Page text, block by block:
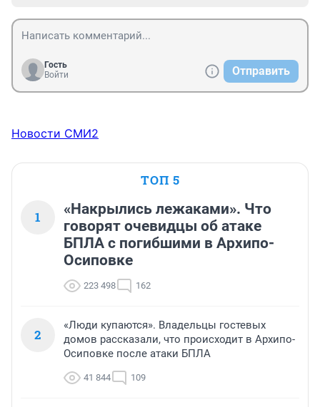
Гость
Войти
Отправить
Новости СМИ2
ТОП 5
1
«Накрылись лежаками». Что
говорят очевидцы об атаке
БПЛА с погибшими в Архипо-
Осиповке
223 498 162
2
«Люди купаются». Владельцы гостевых
домов рассказали, что происходит в Архипо-
Осиповке после атаки БПЛА
41 844 109